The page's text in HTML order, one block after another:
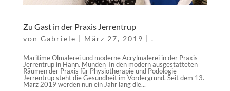
Zu Gast in der Praxis Jerrentrup
von Gabriele | März 27, 2019 | .
Maritime Ölmalerei und moderne Acrylmalerei in der Praxis
Jerrentrup in Hann. Münden In den modern ausgestatteten
Räumen der Praxis für Physiotherapie und Podologie
Jerrentrup steht die Gesundheit im Vordergrund. Seit dem 13.
März 2019 werden nun ein Jahr lang die...